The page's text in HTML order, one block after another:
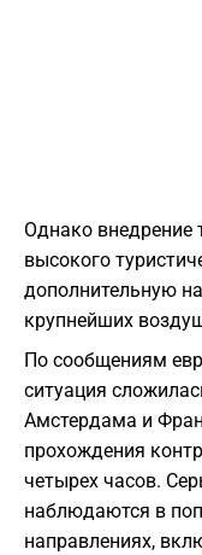
Однако внедрение
высокого
дополнительную
крупнейших
По сообщениям
ситуация
Амстердама и
прохождения
четырех часов.
наблюдаются в
направлениях,